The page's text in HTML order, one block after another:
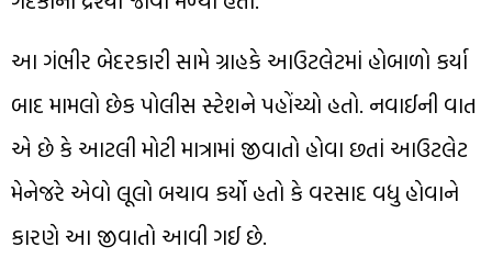
આ ગંભીર બેદરકારી સામે ગ્રાહકે આઉટલેટમાં હોબાળો કર્યા
બાદ મામલો છેક પોલીસ સ્ટેશને પહોંચ્યો હતો. નવાઈની વાત
એ છે કે આટલી મોટી માત્રામાં જીવાતો હોવા છતાં આઉટલેટ
મેનેજરે એવો લૂલો બચાવ કર્યો હતો કે વરસાદ વધુ હોવાને
કારણે આ જીવાતો આવી ગઈ છે.